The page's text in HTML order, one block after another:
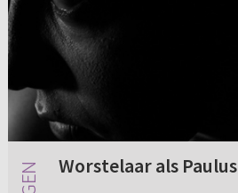
Worstelaar als Paulus